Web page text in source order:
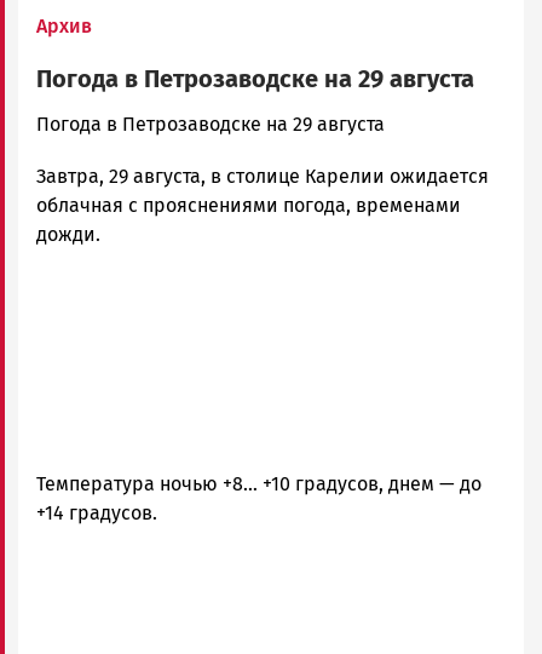
Архив
Погода в Петрозаводске на 29 августа
admintimur
Петрозаводска
и
Карелии
Погода в Петрозаводске на 29 августа
Завтра, 29 августа, в столице Карелии ожидается
облачная с прояснениями погода, временами
дожди.
Температура ночью +8… +10 градусов, днем — до
+14 градусов.